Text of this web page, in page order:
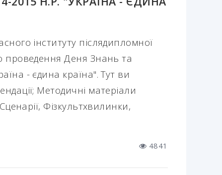
інституту післядипломної
проведення Деня Знань та
- єдина країна". Тут ви
Методичні матеріали
Фізкультхвилинки,
4841